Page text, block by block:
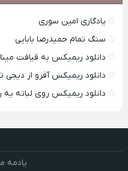
یادگاری امین سوری
سنگ تمام حمیدرضا بابایی
دانلود ریمیکس به قیافت
دانلود ریمیکس آفرو از ديجی
دانلود ریمیکس روی لباته یه
یادمه